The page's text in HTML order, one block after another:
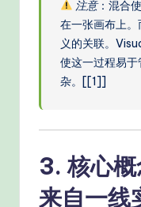
注意：混合
在一张画布上
义的关联。
使这一过程易
杂。[[1]]
3. 核心概
来自一线